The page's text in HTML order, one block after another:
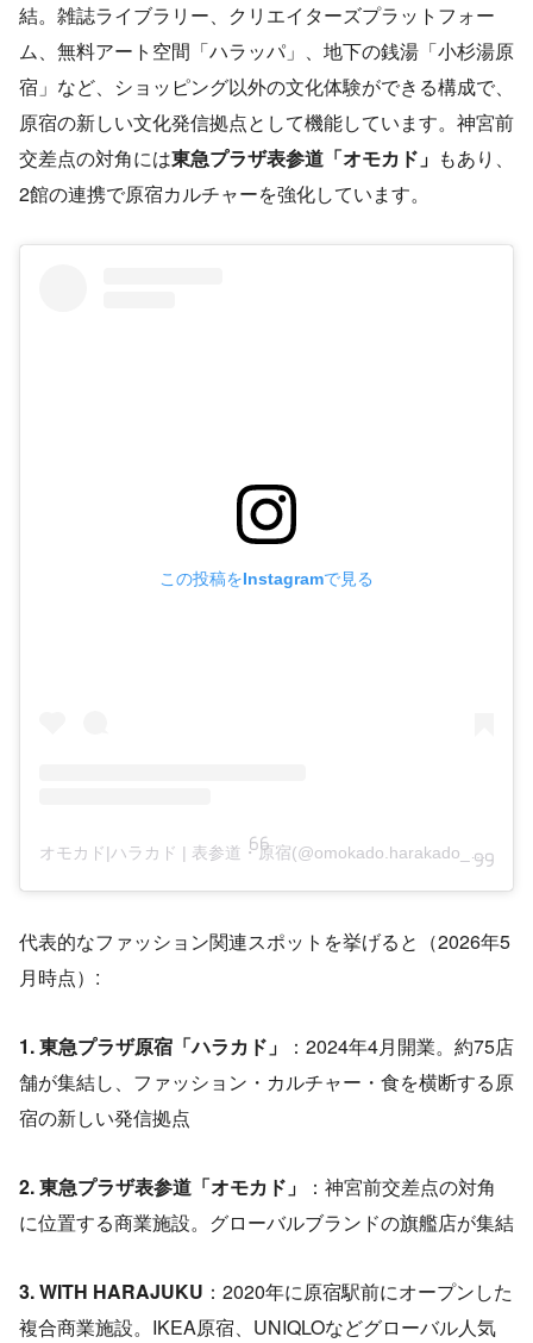
結。雑誌ライブラリー、クリエイターズプラットフォー
ム、無料アート空間「ハラッパ」、地下の銭湯「小杉湯原
宿」など、ショッピング以外の文化体験ができる構成で、
原宿の新しい文化発信拠点として機能しています。神宮前
交差点の対角には東急プラザ表参道「オモカド」 もあり、
2館の連携で原宿カルチャーを強化しています。
この投稿をInstagramで見る
オモカド|ハラカド | 表参道・原宿(@omokado.harakado_official)がシェアした投稿
代表的なファッション関連スポットを挙げると（2026年5
月時点）:
1. 東急プラザ原宿「ハラカド」
：2024年4月開業。約75店
舗が集結し、ファッション・カルチャー・食を横断する原
宿の新しい発信拠点
2. 東急プラザ表参道「オモカド」
：神宮前交差点の対角
に位置する商業施設。グローバルブランドの旗艦店が集結
3. WITH HARAJUKU ：2020年に原宿駅前にオープンした
複合商業施設。IKEA原宿、UNIQLOなどグローバル人気